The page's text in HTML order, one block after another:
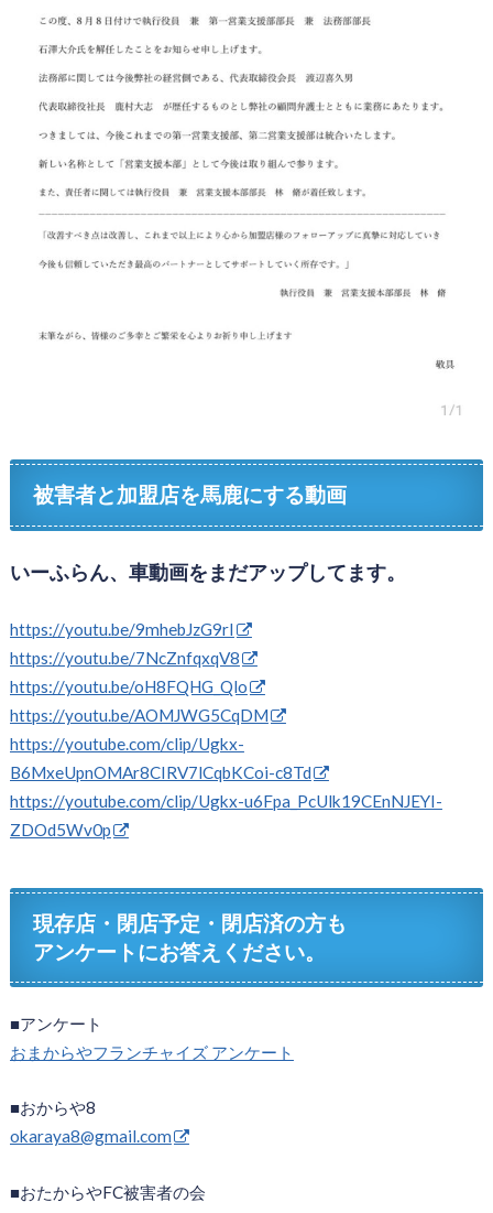
被害者と加盟店を馬鹿にする動画
いーふらん、車動画をまだアップしてます。
https://youtu.be/9mhebJzG9rI
https://youtu.be/7NcZnfqxqV8
https://youtu.be/oH8FQHG_Qlo
https://youtu.be/AOMJWG5CqDM
https://youtube.com/clip/Ugkx-
B6MxeUpnOMAr8CIRV7lCqbKCoi-c8Td
https://youtube.com/clip/Ugkx-u6Fpa_PcUlk19CEnNJEYI-
ZDOd5Wv0p
現存店・閉店予定・閉店済の方も
アンケートにお答えください。
■アンケート
おまからやフランチャイズ アンケート
■おからや8
okaraya8@gmail.com
■おたからやFC被害者の会